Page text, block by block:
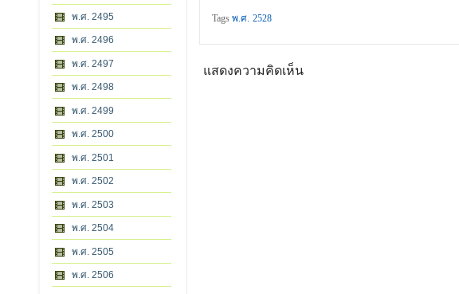
พ.ศ. 2495
พ.ศ. 2496
พ.ศ. 2497
พ.ศ. 2498
พ.ศ. 2499
พ.ศ. 2500
พ.ศ. 2501
พ.ศ. 2502
พ.ศ. 2503
พ.ศ. 2504
พ.ศ. 2505
พ.ศ. 2506
Tagsพ.ศ. 2528
แสดงความคิดเห็น